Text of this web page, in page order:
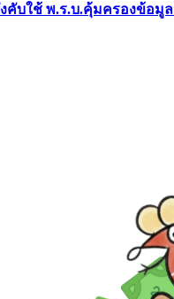
คับใช้ พ.ร.บ.คุ้มครองข้อ